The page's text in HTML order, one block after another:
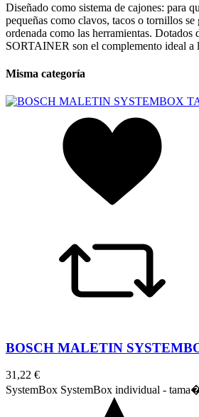
Diseñado como sistema de cajones: para
pequeñas como clavos, tacos o tornillos se
ordenada como las herramientas. Dotados
SORTAINER son el complemento ideal a
Misma categoría
BOSCH MALETIN
31,22 €
SystemBox SystemBox individual -